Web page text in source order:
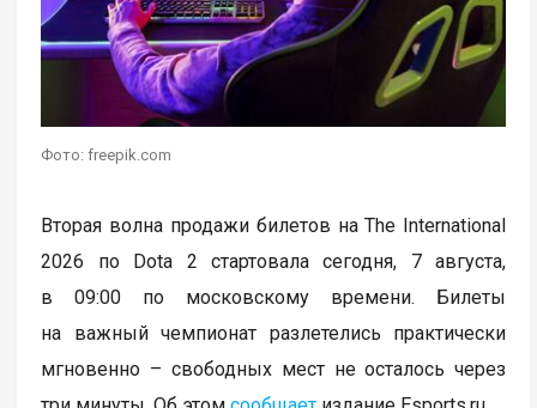
Фото: freepik.com
Вторая волна продажи билетов на The International
2026 по Dota 2 стартовала сегодня, 7 августа,
в 09:00 по московскому времени. Билеты
на важный чемпионат разлетелись практически
мгновенно – свободных мест не осталось через